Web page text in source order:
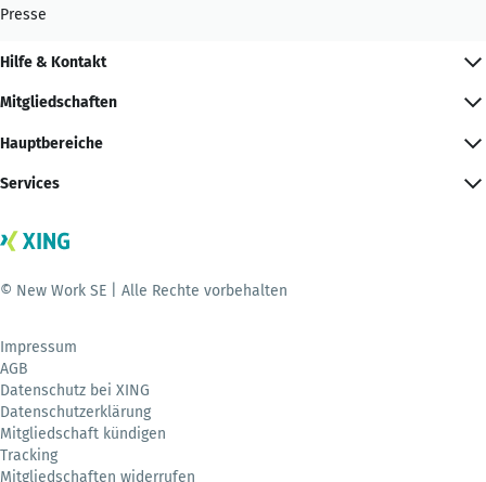
Presse
Hilfe & Kontakt
Mitgliedschaften
Hauptbereiche
Services
© New Work SE | Alle Rechte vorbehalten
Impressum
AGB
Datenschutz bei XING
Datenschutzerklärung
Mitgliedschaft kündigen
Tracking
Mitgliedschaften widerrufen